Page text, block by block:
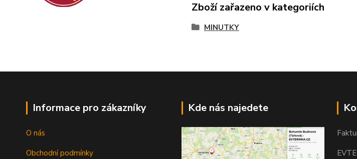
Zboží zařazeno v kategoriích
MINUTKY
Informace pro zákazníky
O nás
Obchodní podmínky
Kde nás najedete